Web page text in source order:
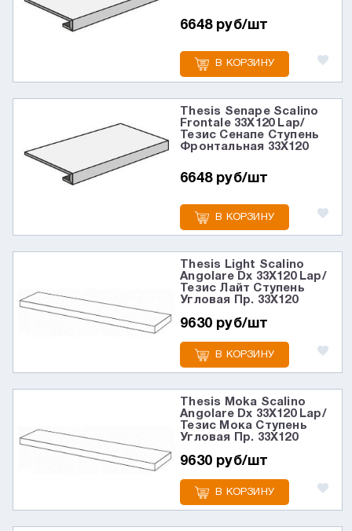
6648 руб/шт
В КОРЗИНУ
Thesis Senape Scalino
Frontale 33X120 Lap/
Тезис Сенапе Ступень
Фронтальная 33X120
6648 руб/шт
В КОРЗИНУ
Thesis Light Scalino
Angolare Dx 33X120 Lap/
Тезис Лайт Ступень
Угловая Пр. 33X120
9630 руб/шт
В КОРЗИНУ
Thesis Moka Scalino
Angolare Dx 33X120 Lap/
Тезис Мока Ступень
Угловая Пр. 33X120
9630 руб/шт
В КОРЗИНУ